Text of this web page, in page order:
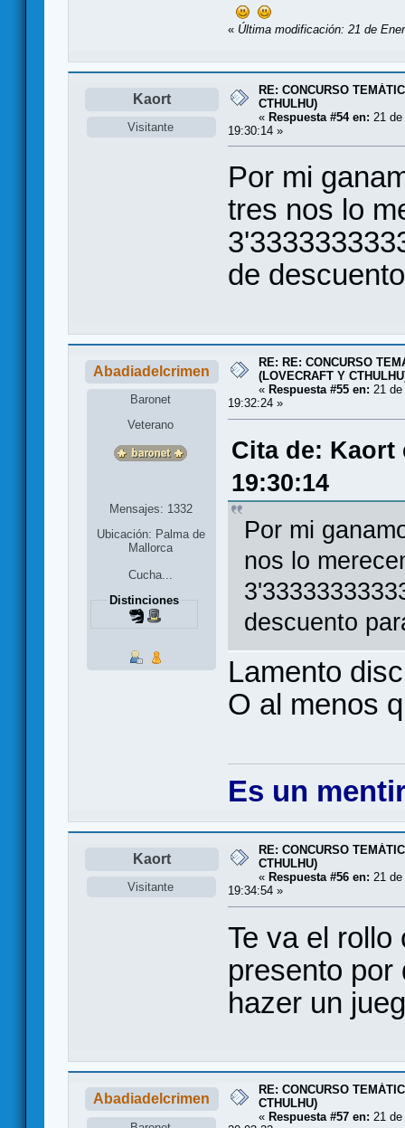
« Última modificación: 21 de
Kaort
Visitante
RE: CONCURSO
CTHULHU)
« Respuesta #54 en: 21
19:30:14 »
Por mi
tres nos lo
de
Abadiadelcrimen
Baronet
Veterano
Mensajes: 1332
Ubicación: Palma de
Mallorca
Cucha...
Distinciones
RE: RE: CONCURSO
(LOVECRAFT Y
« Respuesta #55 en: 21
19:32:24 »
Cita de: Kaort
19:30:14
Por mi
nos lo
descuento
Lamento
O al menos
Es un
Kaort
Visitante
RE: CONCURSO
CTHULHU)
« Respuesta #56 en: 21
19:34:54 »
Te va el rollo
presento por
hazer un
Abadiadelcrimen
RE: CONCURSO
CTHULHU)
« Respuesta #57 en: 21